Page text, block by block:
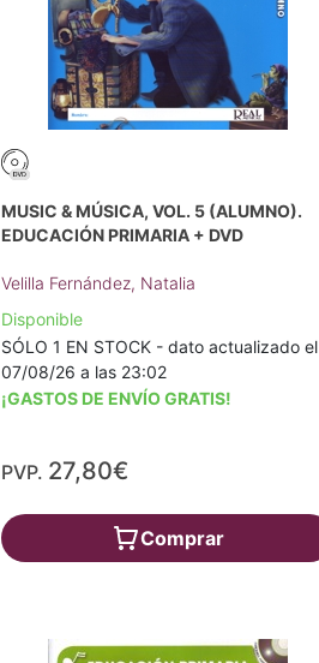
MUSIC & MÚSICA, VOL. 5 (ALUMNO).
EDUCACIÓN PRIMARIA + DVD
Velilla Fernández, Natalia
Disponible
SÓLO 1 EN STOCK - dato actualizado el
07/08/26 a las 23:02
¡GASTOS DE ENVÍO GRATIS!
PVP. 27,80€
Comprar